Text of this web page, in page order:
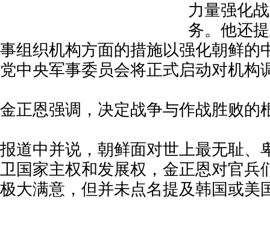
力量强化
务。他还
事组织机构方面的措施以强化朝鲜的
党中央军事委员会将正式启动对机构
金正恩强调，决定战争与作战胜败的
报道中并说，朝鲜面对世上最无耻、
卫国家主权和发展权，金正恩对官兵
极大满意，但并未点名提及韩国或美